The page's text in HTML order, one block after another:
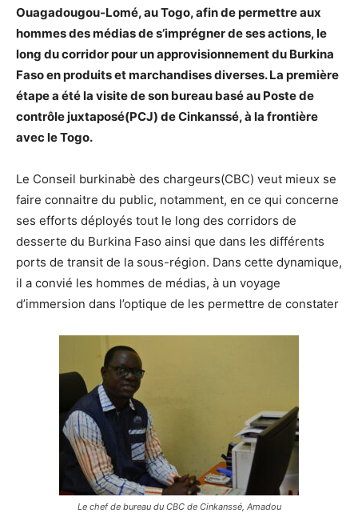
Ouagadougou-Lomé, au Togo, afin de permettre aux
hommes des médias de s’imprégner deses actions, le
long du corridor pour un approvisionnement du Burkina
Faso en produits et marchandises diverses. La première
étape a été la visite de son bureau basé au Poste de
contrôle juxtaposé(PCJ) deCinkanssé,à la frontière
avec le Togo.
Le Conseil burkinabè des chargeurs(CBC) veut mieux se
faire connaitre du public, notamment, en ce qui concerne
ses efforts déployés tout le long des corridors de
desserte du Burkina Faso ainsi que dans les différents
ports de transit de la sous-région. Dans cette dynamique,
il a convié les hommes de médias, à un voyage
d’immersion dans l’optique de les permettre de constater
Le chef de bureau du CBC de Cinkanssé, Amadou